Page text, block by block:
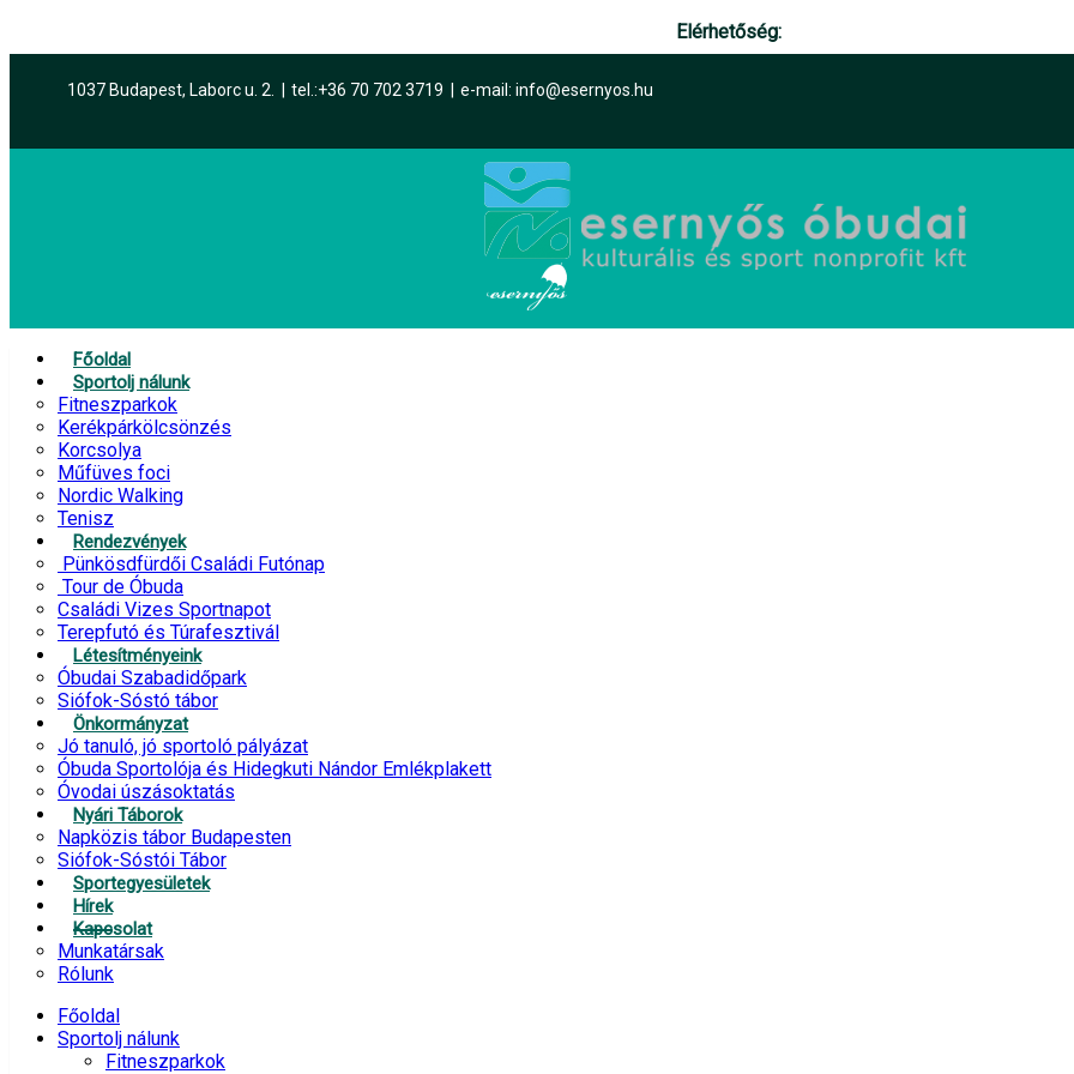
Elérhetőség:
1037 Budapest, Laborc u. 2. tel.:+36 70 702 3719 e-mail: info@esernyos.hu
Főoldal
Sportolj nálunk
Fitneszparkok
Kerékpárkölcsönzés
Korcsolya
Műfüves foci
Nordic Walking
Tenisz
Rendezvények
Pünkösdfürdői Családi Futónap
Tour de Óbuda
Családi Vizes Sportnapot
Terepfutó és Túrafesztivál
Létesítményeink
Óbudai Szabadidőpark
Siófok-Sóstó tábor
Önkormányzat
Jó tanuló, jó sportoló pályázat
Óbuda Sportolója és Hidegkuti Nándor Emlékplakett
Óvodai úszásoktatás
Nyári Táborok
Napközis tábor Budapesten
Siófok-Sóstói Tábor
Sportegyesületek
Hírek
Kapcsolat
Munkatársak
Rólunk
Főoldal
Sportolj nálunk
Fitneszparkok